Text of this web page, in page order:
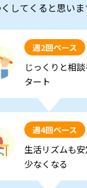
してくると思いま
週2回ペース
じっくりと相
タート
週4回ペース
生活リズムも
少なくなる